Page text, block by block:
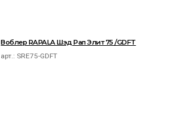
Воблер RAPALA Шэд Рап Элит 75 /GDFT
арт.: SRE75-GDFT